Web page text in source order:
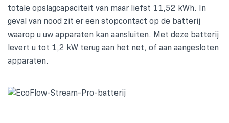
totale opslagcapaciteit van maar liefst 11,52 kWh. In
geval van nood zit er een stopcontact op de batterij
waarop u uw apparaten kan aansluiten. Met deze batterij
levert u tot 1,2 kW terug aan het net, of aan aangesloten
apparaten.